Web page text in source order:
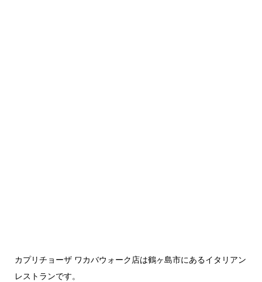
カプリチョーザ ワカバウォーク店は鶴ヶ島市にあるイタリアン
レストランです。